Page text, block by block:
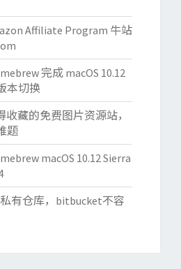
Affiliate Program 牛站
完成 macOS 10.12
本切换
收藏的免费图片资源站，
题
macOS 10.12 Sierra
有仓库，bitbucket不容